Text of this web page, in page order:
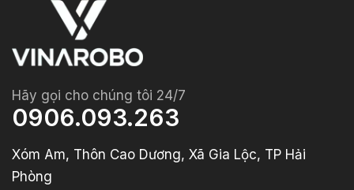
Hãy gọi cho chúng tôi 24/7
0906.093.263
Xóm Am, Thôn Cao Dương, Xã Gia Lộc, TP Hải
Phòng